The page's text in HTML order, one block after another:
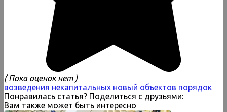
( Пока оценок нет )
возведения некапитальных новый объектов порядок
Понравилась статья? Поделиться с друзьями:
Вам также может быть интересно